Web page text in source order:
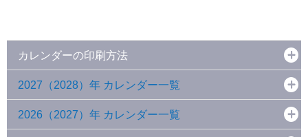
カレンダーの印刷方法
2027（2028）年 カレンダー一覧
2026（2027）年 カレンダー一覧